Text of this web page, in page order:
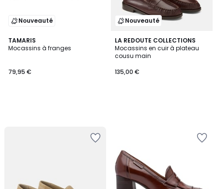
Nouveauté
TAMARIS
Mocassins à franges
79,95 €
Nouveauté
LA REDOUTE COLLECTIONS
Mocassins en cuir à plateau
cousu main
135,00 €